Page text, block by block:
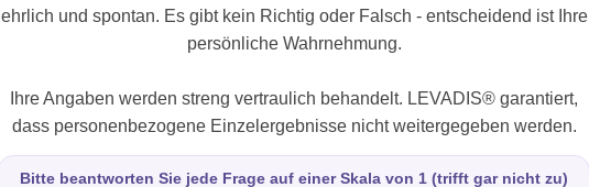
ehrlich und spontan. Es gibt kein Richtig oder Falsch - entscheidend ist Ihre
persönliche Wahrnehmung.
Ihre Angaben werden streng vertraulich behandelt. LEVADIS® garantiert,
dass personenbezogene Einzelergebnisse nicht weitergegeben werden.
Bitte beantworten Sie jede Frage auf einer Skala von 1 (trifft gar nicht zu)